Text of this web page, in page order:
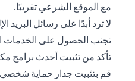
مع الموقع الشرعي تقريبًا.
لا ترد أبدًا على رسائل
تجنب الحصول على الخدمات
تأكد من تثبيت أحدث برامج
قم بتثبيت جدار حماية شخصي